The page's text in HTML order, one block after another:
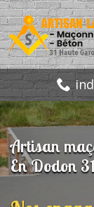
Artisan
En Dodon